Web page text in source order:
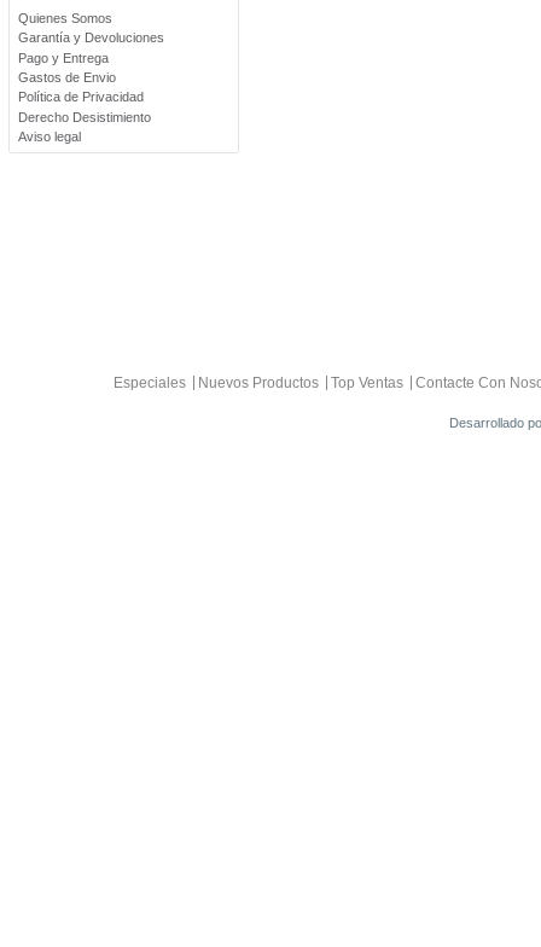
Quienes Somos
Garantía y Devoluciones
Pago y Entrega
Gastos de Envio
Política de Privacidad
Derecho Desistimiento
Aviso legal
Especiales Nuevos Productos Top Ventas Contacte Con
Desarrollado